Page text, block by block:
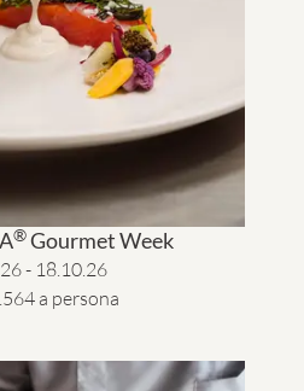
®Gourmet Week
- 18.10.26
a persona